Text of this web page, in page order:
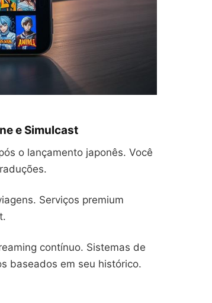
e Simulcast
o lançamento japonês. Você
Serviços premium
contínuo. Sistemas de
baseados em seu histórico.